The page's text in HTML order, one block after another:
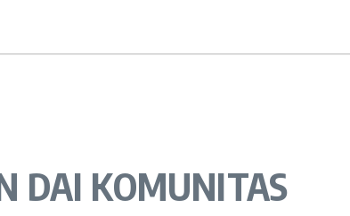
DAI KOMUNITAS